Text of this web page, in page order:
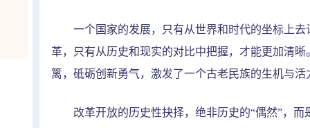
一个国家的发展，只有从世界和时代的坐标上去
革，只有从历史和现实的对比中把握，才能更加清
篱，砥砺创新勇气，激发了一个古老民族的生机与活
改革开放的历史性抉择，绝非历史的“偶然”，而